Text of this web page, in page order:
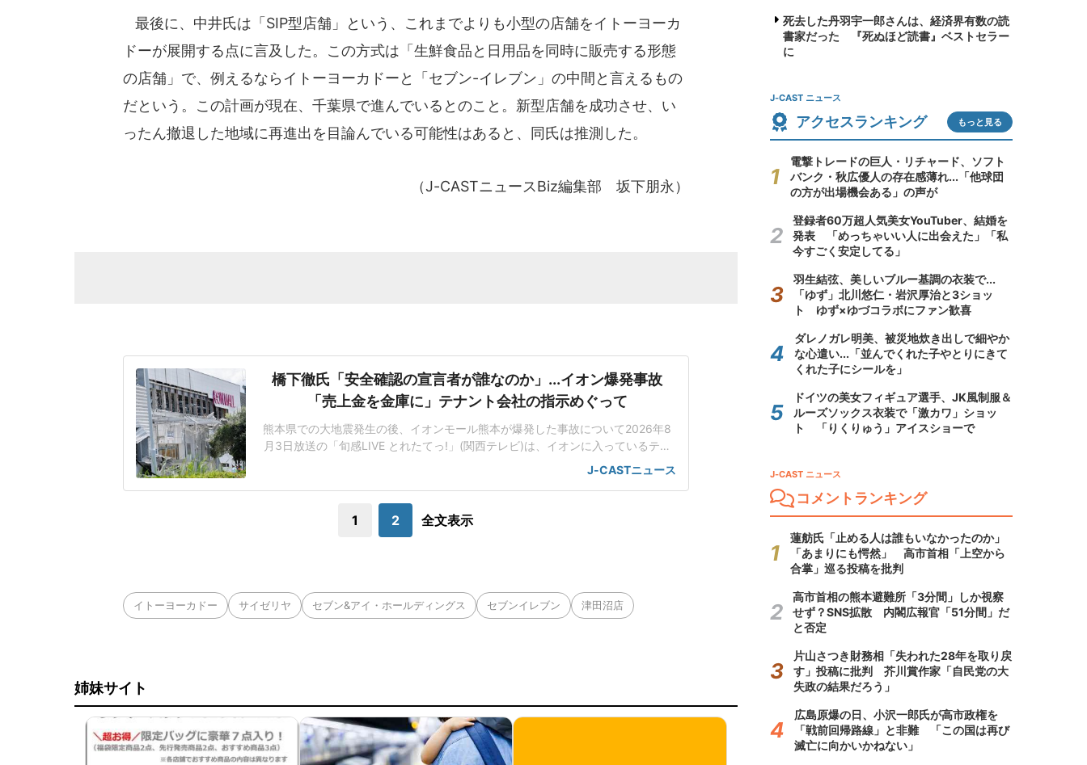
最後に、中井氏は「SIP型店舗」という、これまでよりも小型の店舗をイトーヨーカ
ドーが展開する点に言及した。この方式は「生鮮食品と日用品を同時に販売する形態
の店舗」で、例えるならイトーヨーカドーと「セブン-イレブン」の中間と言えるもの
だという。この計画が現在、千葉県で進んでいるとのこと。新型店舗を成功させ、い
ったん撤退した地域に再進出を目論んでいる可能性はあると、同氏は推測した。
（J-CASTニュースBiz編集部 坂下朋永）
橋下徹氏「安全確認の宣言者が誰なのか」...イオン爆発事故
「売上金を金庫に」テナント会社の指示めぐって
熊本県での大地震発生の後、イオンモール熊本が爆発した事故について2026年8
月3日放送の「旬感LIVE とれたてっ!」(関西テレビ)は、イオンに入っているテナ
ント会社の幹部が避難した従業員2人に売上金を金庫に入れるように指示したこと
で爆発事故の犠牲になったことを取り上げた。店内に戻った5分後に爆破が起きた
の後に一度外に避
J-CASTニュース
1 2 全文表示
イトーヨーカドー サイゼリヤ セブン&アイ・ホールディングス セブンイレブン 津田沼店
姉妹サイト
死去した丹羽宇一郎さんは、経済界有数の読
書家だった 『死ぬほど読書』ベストセラー
に
J-CAST ニュース
アクセスランキング もっと見る
電撃トレードの巨人・リチャード、ソフト
バンク・秋広優人の存在感薄れ...「他球団
の方が出場機会ある」の声が
登録者60万超人気美女YouTuber、結婚を
発表 「めっちゃいい人に出会えた」「私
今すごく安定してる」
羽生結弦、美しいブルー基調の衣装で...
「ゆず」北川悠仁・岩沢厚治と3ショッ
ト ゆず×ゆづコラボにファン歓喜
ダレノガレ明美、被災地炊き出しで細やか
な心遣い...「並んでくれた子やとりにきて
くれた子にシールを」
ドイツの美女フィギュア選手、JK風制服＆
ルーズソックス衣装で「激カワ」ショッ
ト 「りくりゅう」アイスショーで
J-CAST ニュース
コメントランキング
蓮舫氏「止める人は誰もいなかったのか」
「あまりにも愕然」 高市首相「上空から
合掌」巡る投稿を批判
高市首相の熊本避難所「3分間」しか視察
せず？SNS拡散 内閣広報官「51分間」だ
と否定
片山さつき財務相「失われた28年を取り戻
す」投稿に批判 芥川賞作家「自民党の大
失政の結果だろう」
広島原爆の日、小沢一郎氏が高市政権を
「戦前回帰路線」と非難 「この国は再び
滅亡に向かいかねない」